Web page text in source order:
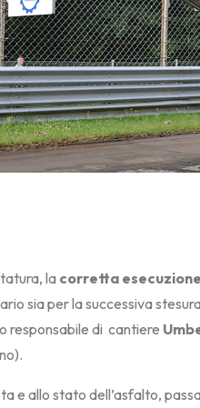
la corretta
sia per la successiva
responsabile di cantiere
e allo stato dell’asfalto,